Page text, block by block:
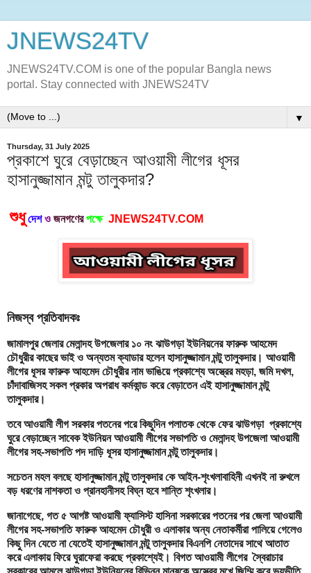
JNEWS24TV
JNEWS24TV.COM is one of the popular Bangla news
portal. Stay connected with JNEWS24TV
▼
Thursday, 31 July 2025
প্রকাশে ঘুরে বেড়াচ্ছেন আওয়ামী লীগের ধূসর
হাসানুজ্জামান মন্টু তালুকদার?
শুধু দেশও জনগণেরপক্ষে JNEWS24TV.COM
নিজস্ব প্রতিবাদকঃ
জামালপুর জেলার মেলান্দহ উপজেলার ১০ নং ঝাউগড়া ইউনিয়নের ফারুক আহমেদ
চৌধুরীর কাছের ভাই ও অন্যতম ক্যাডার হলেন হাসানুজ্জামান মন্টু তালুকদার। আওয়ামী
লীগের ধূসর ফারুক আহমেদ চৌধুরীর নাম ভাঙিয়ে প্রকাশ্যে অস্ত্রের মহড়া, জমি দখল,
চাঁদাবাজিসহ সকল প্রকার অপরাধ কর্মকান্ড করে বেড়াতেন এই হাসানুজ্জামান মন্টু
তালুকদার।
তবে আওয়ামী লীগ সরকার পতনের পরে কিছুদিন পলাতক থেকে ফের ঝাউগড়া প্রকাশ্যে
ঘুরে বেড়াচ্ছেন সাবেক ইউনিয়ন আওয়ামী লীগের সভাপতি ও মেলান্দহ উপজেলা আওয়ামী
লীগের সহ-সভাপতি পদ দাড়ি ধূসর হাসানুজ্জামান মন্টু তালুকদার।
সচেতন মহল বলছে হাসানুজ্জামান মন্টু তালুকদার কে আইন-শৃংখলাবাহিনী এখনই না রুখলে
বড় ধরণের নাশকতা ও প্রানহানীসহ বিঘ্ন হবে শান্তি শৃংখলার।
জানাগেছে, গত ৫ আগষ্ট আওয়ামী ফ্যাসিস্ট হাসিনা সরকারের পতনের পর জেলা আওয়ামী
লীগের সহ-সভাপতি ফারুক আহমেদ চৌধুরী ও এলাকার অন্য নেতাকর্মীরা পালিয়ে গেলেও
কিছু দিন যেতে না যেতেই হাসানুজ্জামান মন্টু তালুকদার বিএনপি নেতাদের সাথে আতাত
করে এলাকায় ফিরে ঘুরাফেরা করছে প্রকাশ্যেই। বিগত আওয়ামী লীগের স্বৈরাচার